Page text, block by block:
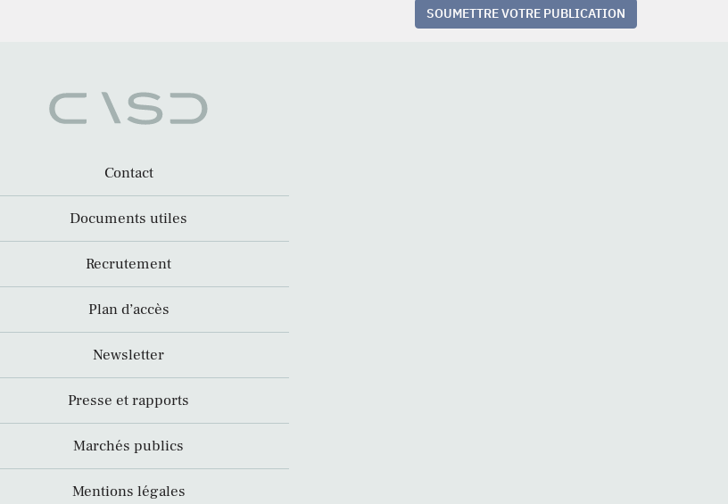
SOUMETTRE VOTRE PUBLICATION
Contact
Documents utiles
Recrutement
Plan d’accès
Newsletter
Presse et rapports
Marchés publics
Mentions légales